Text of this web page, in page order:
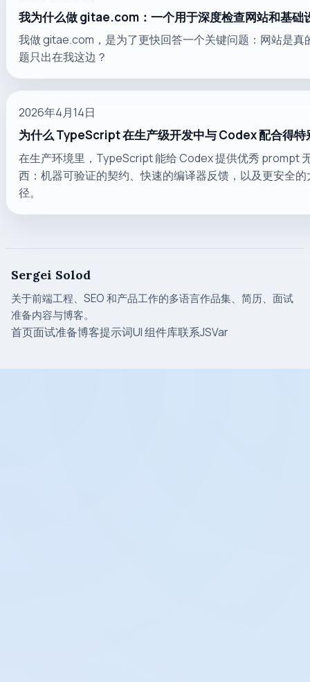
我为什么做 gitae.com：一个用于深度检查网站和基础
我做 gitae.com，是为了更快回答一个关键问题：网站是真
题只出在我这边？
2026年4月14日
为什么 TypeScript 在生产级开发中与 Codex 配合得特
在生产环境里，TypeScript 能给 Codex 提供优秀 prompt
西：机器可验证的契约、快速的编译器反馈，以及更安全
径。
Sergei Solod
关于前端工程、SEO 和产品工作的多语言作品集、简历、面试
准备内容与博客。
首页面试准备博客提示词UI 组件库联系JSVar